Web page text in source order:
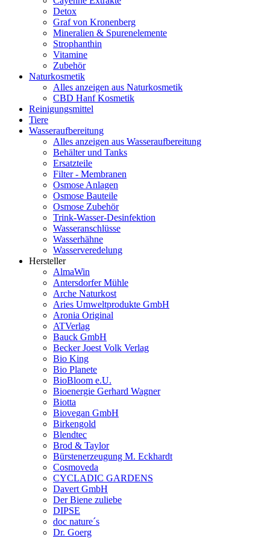
Detox
Graf von Kronenberg
Mineralien & Spurenelemente
Strophanthin
Vitamine
Zubehör
Naturkosmetik
Alles anzeigen aus Naturkosmetik
CBD Hanf Kosmetik
Reinigungsmittel
Tiere
Wasseraufbereitung
Alles anzeigen aus Wasseraufbereitung
Behälter und Tanks
Ersatzteile
Filter - Membranen
Osmose Anlagen
Osmose Bauteile
Osmose Zubehör
Trink-Wasser-Desinfektion
Wasseranschlüsse
Wasserhähne
Wasserveredelung
Hersteller
AlmaWin
Antersdorfer Mühle
Arche Naturkost
Aries Umweltprodukte GmbH
Aronia Original
ATVerlag
Bauck GmbH
Becker Joest Volk Verlag
Bio King
Bio Planete
BioBloom e.U.
Bioenergie Gerhard Wagner
Biotta
Biovegan GmbH
Birkengold
Blendtec
Brod & Taylor
Bürstenerzeugung M. Eckhardt
Cosmoveda
CYCLADIC GARDENS
Davert GmbH
Der Biene zuliebe
DIPSE
doc nature´s
Dr. Goerg